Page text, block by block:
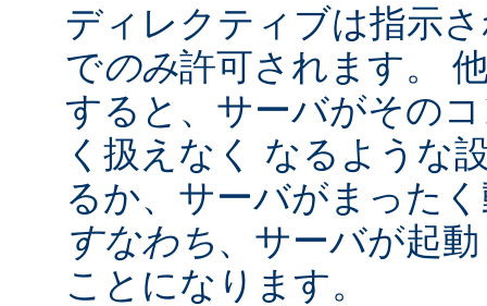
ディレクティブは指示
でのみ許可されます。
すると、サーバがその
く扱えなく なるような
るか、サーバがまった
すなわち、サーバが起
ことになります。